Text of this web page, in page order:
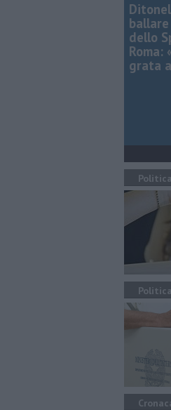
dello
Roma:
grata
Politica
Politica